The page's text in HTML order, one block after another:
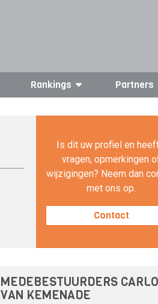
Rankings Partners
Is dit uw profiel en
vragen, opmerkingen
wijzigingen? Neem dan
met ons op.
Contact
MEDEBESTUURDERS CARLO
VAN KEMENADE